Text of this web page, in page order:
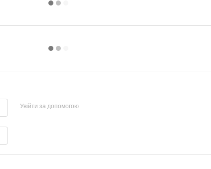
Увійти за допомогою